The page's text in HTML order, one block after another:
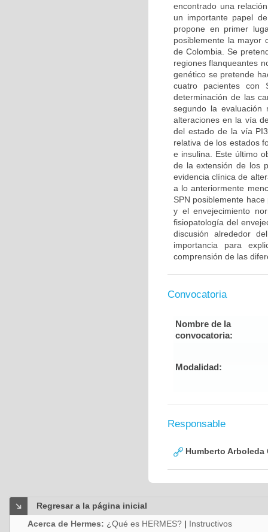
encontrado una
un importante papel
propone en primer
posiblemente la mayor
de Colombia. Se
regiones flanqueantes
genético se pretende
cuatro pacientes con
determinación de las
segundo la evaluación
alteraciones en la vía
del estado de la vía
relativa de los estados
e insulina. Este último
de la extensión de los
evidencia clínica de
a lo anteriormente
SPN posiblemente
y el envejecimiento
fisiopatología del
discusión alrededor
importancia para
comprensión de las
Convocatoria
Nombre de la
convocatoria:
Modalidad:
Responsable
Humberto Arboleda
Regresar a la página inicial
Acerca de Hermes: ¿Qué es HERMES? | Instructivos